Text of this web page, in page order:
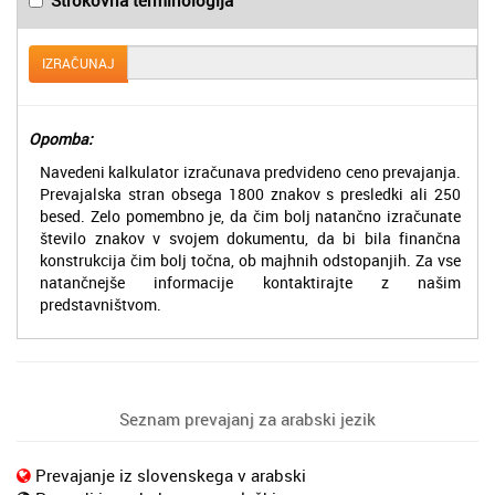
IZRAČUNAJ
Opomba:
Navedeni kalkulator izračunava predvideno ceno prevajanja.
Prevajalska stran obsega 1800 znakov s presledki ali 250
besed. Zelo pomembno je, da čim bolj natančno izračunate
število znakov v svojem dokumentu, da bi bila finančna
konstrukcija čim bolj točna, ob majhnih odstopanjih. Za vse
natančnejše informacije kontaktirajte z našim
predstavništvom.
Seznam prevajanj za arabski jezik
Prevajanje iz slovenskega v arabski